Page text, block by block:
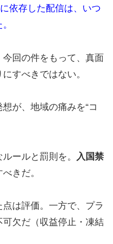
依存した配信は、いつ
回の件をもって、真面
すべきではない。
が、地域の痛みを“コ
ールと罰則を。
入国禁
きだ。
は評価。一方で、プラ
欠だ（収益停止・凍結